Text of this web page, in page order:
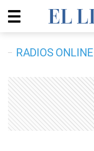
RADIOS ONLINE